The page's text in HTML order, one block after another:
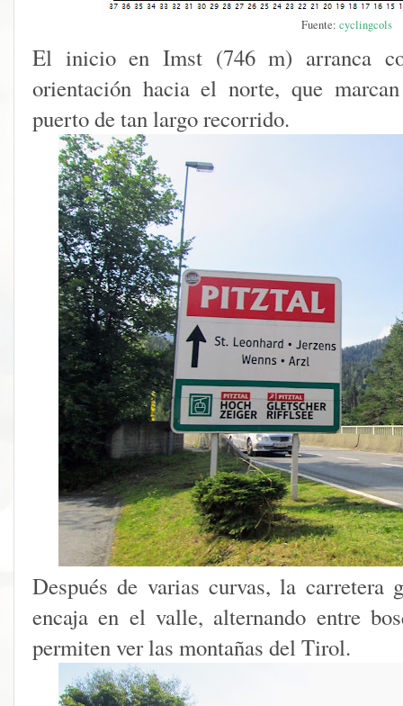
Fuente: cyclingcols
El inicio en Imst (746 m) arranca
orientación hacia el norte, que
puerto de tan largo recorrido.
Después de varias curvas, la carretera
encaja en el valle, alternando entre
permiten ver las montañas del Tirol.